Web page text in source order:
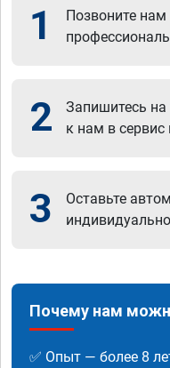
1 Позвоните нам
2
Запишитесь
к нам в сервис
3
Оставьте
Почему нам
✅ Опыт — более 8